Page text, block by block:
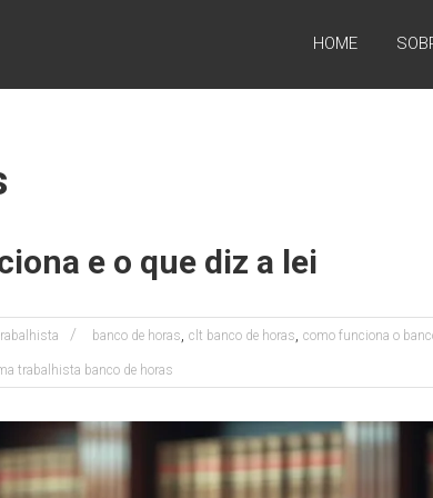
HOME
e o que diz a lei
banco de horas, clt banco de horas, como funciona o
trabalhista banco de horas